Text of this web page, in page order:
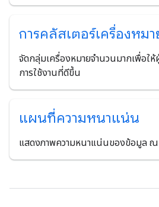
การคลัสเตอร์เครื่องหมา
จัดกลุ่มเครื่องหมายจํานวนมากเพื่อใ
การใช้งานที่ดีขึ้น
แผนที่ความหนาแน่น
แสดงภาพความหนาแน่นของข้อมูล